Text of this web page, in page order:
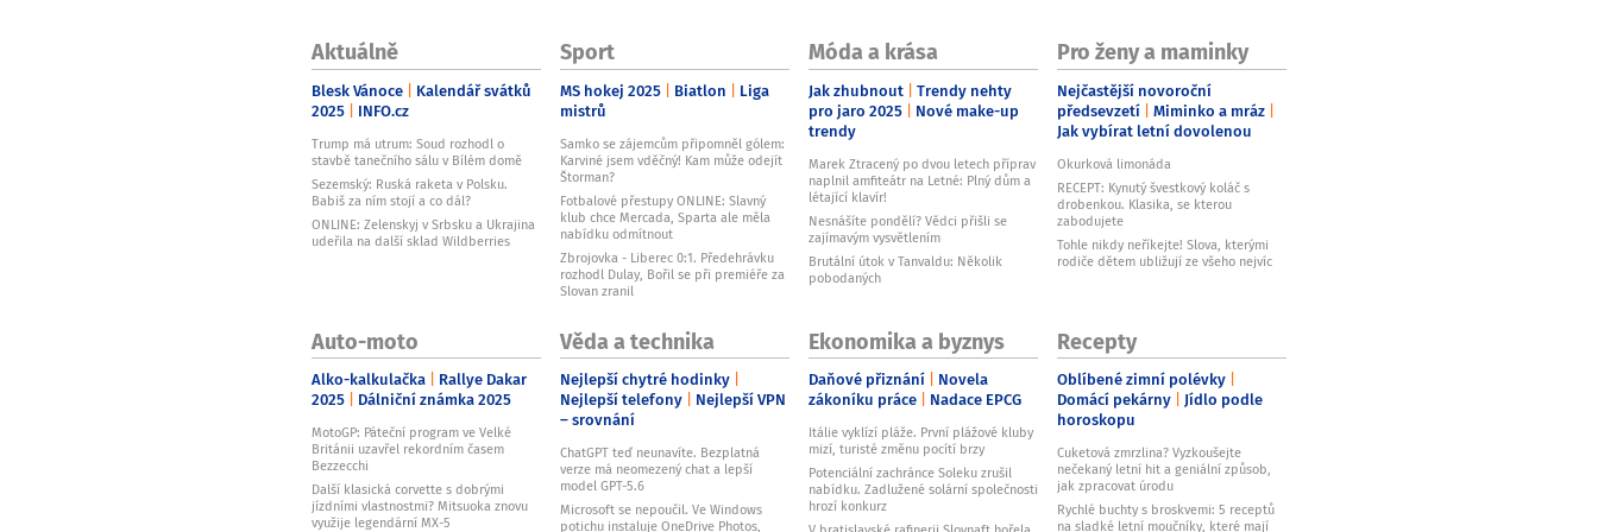
Aktuálně
Blesk Vánoce Kalendář svátků
2025 INFO.cz
Trump má utrum: Soud rozhodl o
stavbě tanečního sálu v Bílém domě
Sezemský: Ruská raketa v Polsku.
Babiš za ním stojí a co dál?
ONLINE: Zelenskyj v Srbsku a Ukrajina
udeřila na další sklad Wildberries
Sport
MS hokej 2025 Biatlon
Liga
mistrů
Samko se zájemcům připomněl gólem:
Karviné jsem vděčný! Kam může odejít
Štorman?
Fotbalové přestupy ONLINE: Slavný
klub chce Mercada, Sparta ale měla
nabídku odmítnout
Zbrojovka - Liberec 0:1. Předehrávku
rozhodl Dulay, Bořil se při premiéře za
Slovan zranil
Móda a krása
Jak zhubnout Trendy nehty
pro jaro 2025 Nové make-up
trendy
Marek Ztracený po dvou letech příprav
naplnil amfiteátr na Letné: Plný dům a
létající klavír!
Nesnášíte pondělí? Vědci přišli se
zajímavým vysvětlením
Brutální útok v Tanvaldu: Několik
pobodaných
Pro ženy a maminky
Nejčastější novoroční
předsevzetí Miminko a mráz
Jak vybírat letní dovolenou
Okurková limonáda
RECEPT: Kynutý švestkový koláč s
drobenkou. Klasika, se kterou
zabodujete
Tohle nikdy neříkejte! Slova, kterými
rodiče dětem ubližují ze všeho nejvíc
Auto-moto
Alko-kalkulačka Rallye Dakar
2025 Dálniční známka 2025
MotoGP: Páteční program ve Velké
Británii uzavřel rekordním časem
Bezzecchi
Další klasická corvette s dobrými
jízdními vlastnostmi? Mitsuoka znovu
využije legendární MX-5
Věda a technika
Nejlepší chytré hodinky
Nejlepší telefony Nejlepší VPN
– srovnání
ChatGPT teď neunavíte. Bezplatná
verze má neomezený chat a lepší
model GPT-5.6
Microsoft se nepoučil. Ve Windows
potichu instaluje OneDrive Photos,
Ekonomika a byznys
Daňové přiznání Novela
zákoníku práce Nadace EPCG
Itálie vyklízí pláže. První plážové kluby
mizí, turisté změnu pocítí brzy
Potenciální zachránce Soleku zrušil
nabídku. Zadlužené solární společnosti
hrozí konkurz
Recepty
Oblíbené zimní polévky
Domácí pekárny Jídlo podle
horoskopu
Cuketová zmrzlina? Vyzkoušejte
nečekaný letní hit a geniální způsob,
jak zpracovat úrodu
Rychlé buchty s broskvemi: 5 receptů
na sladké letní moučníky, které mají